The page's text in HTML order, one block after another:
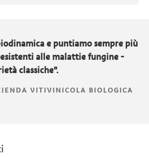
e puntiamo sempre più
alle malattie fungine -
classiche".
VITIVINICOLA BIOLOGICA